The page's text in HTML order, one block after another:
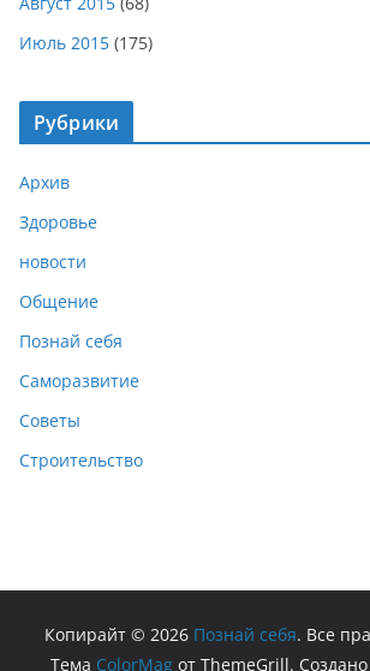
Июль 2015 (175)
Рубрики
Архив
Здоровье
новости
Общение
Познай себя
Саморазвитие
Советы
Строительство
Копирайт © 2026 Познай себя. Все
Тема ColorMagот ThemeGrill.